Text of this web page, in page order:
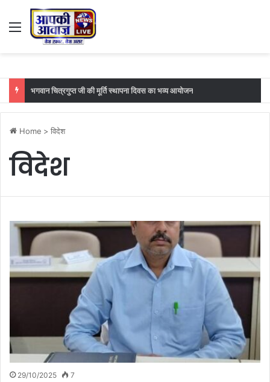
Menu
भगवान चित्रगुप्त जी की मूर्ति स्थापना दिवस का भव्य आयोजन
Home > विदेश
विदेश
29/10/2025 7